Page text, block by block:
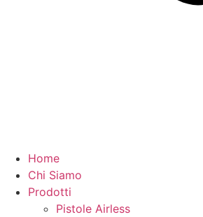
Home
Chi Siamo
Prodotti
Pistole Airless